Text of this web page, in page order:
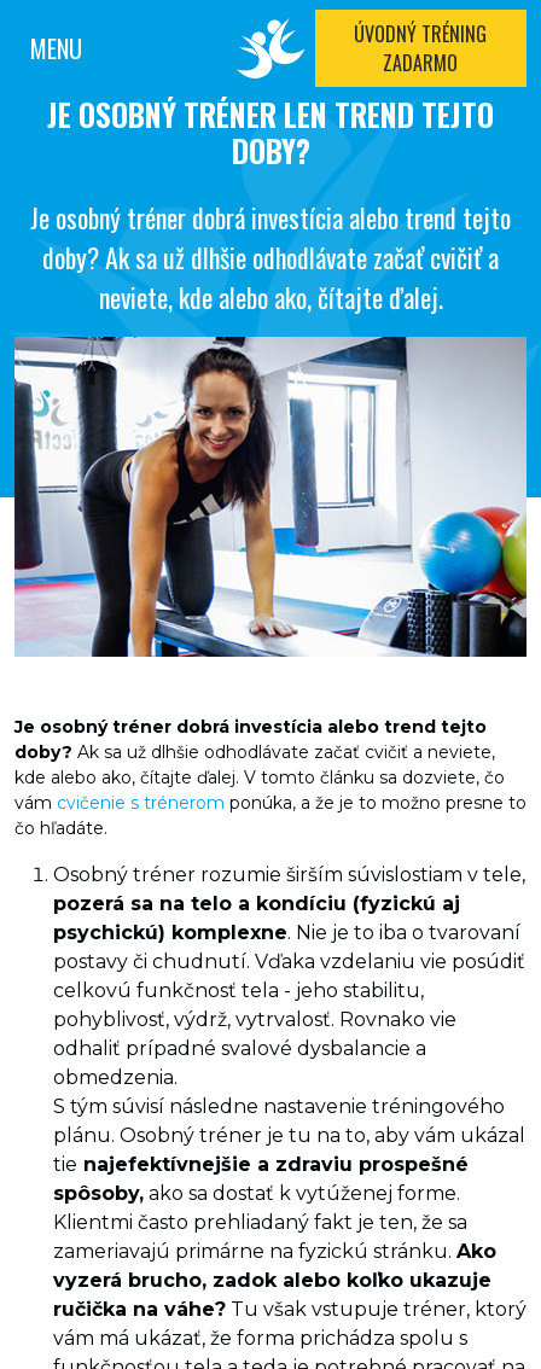
MENU
ÚVODNÝ TRÉNING
ZADARMO
JE OSOBNÝ TRÉNER LEN TREND TEJTO
DOBY?
Je osobný tréner dobrá investícia alebo trend tejto
doby? Ak sa už dlhšie odhodlávate začať cvičiť a
neviete, kde alebo ako, čítajte ďalej.
Je osobný tréner dobrá investícia alebo trend tejto
doby? Ak sa už dlhšie odhodlávate začať cvičiť a neviete,
kde alebo ako, čítajte ďalej. V tomto článku sa dozviete, čo
vám cvičenie s trénerom ponúka, a že je to možno presne to
čo hľadáte.
Osobný tréner rozumie širším súvislostiam v tele,
pozerá sa na telo a kondíciu (fyzickú aj
psychickú) komplexne. Nie je to iba o tvarovaní
postavy či chudnutí. Vďaka vzdelaniu vie posúdiť
celkovú funkčnosť tela - jeho stabilitu,
pohyblivosť, výdrž, vytrvalosť. Rovnako vie
odhaliť prípadné svalové dysbalancie a
obmedzenia.
S tým súvisí následne nastavenie tréningového
plánu. Osobný tréner je tu na to, aby vám ukázal
tie najefektívnejšie a zdraviu prospešné
spôsoby, ako sa dostať k vytúženej forme.
Klientmi často prehliadaný fakt je ten, že sa
zameriavajú primárne na fyzickú stránku. Ako
vyzerá brucho, zadok alebo koľko ukazuje
ručička na váhe? Tu však vstupuje tréner, ktorý
vám má ukázať, že forma prichádza spolu s